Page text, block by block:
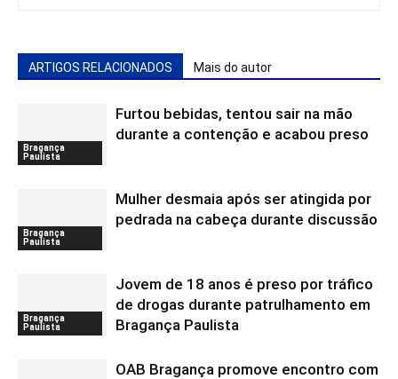
ARTIGOS RELACIONADOS Mais do autor
Bragança
Paulista
Furtou bebidas, tentou sair na mão
durante a contenção e acabou preso
Bragança
Paulista
Mulher desmaia após ser atingida por
pedrada na cabeça durante discussão
Bragança
Paulista
Jovem de 18 anos é preso por tráfico
de drogas durante patrulhamento em
Bragança Paulista
OAB Bragança promove encontro com